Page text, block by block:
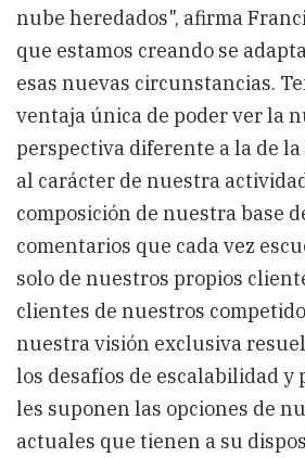
nube heredados", afirma
que estamos creando se
esas nuevas circunstancias.
ventaja única de poder ver la
perspectiva diferente a la de
al carácter de nuestra
composición de nuestra base
comentarios que cada vez
solo de nuestros propios
clientes de nuestros
nuestra visión exclusiva
los desafíos de escalabilidad
les suponen las opciones de
actuales que tienen a su